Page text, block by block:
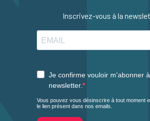
Inscrivez-vous à la